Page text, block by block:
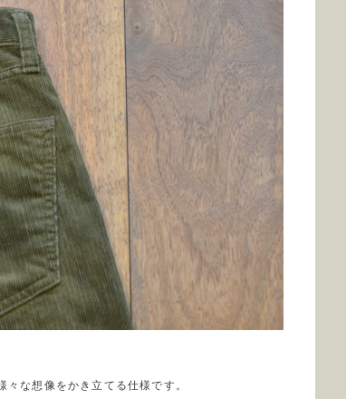
な想像をかき立てる仕様です。